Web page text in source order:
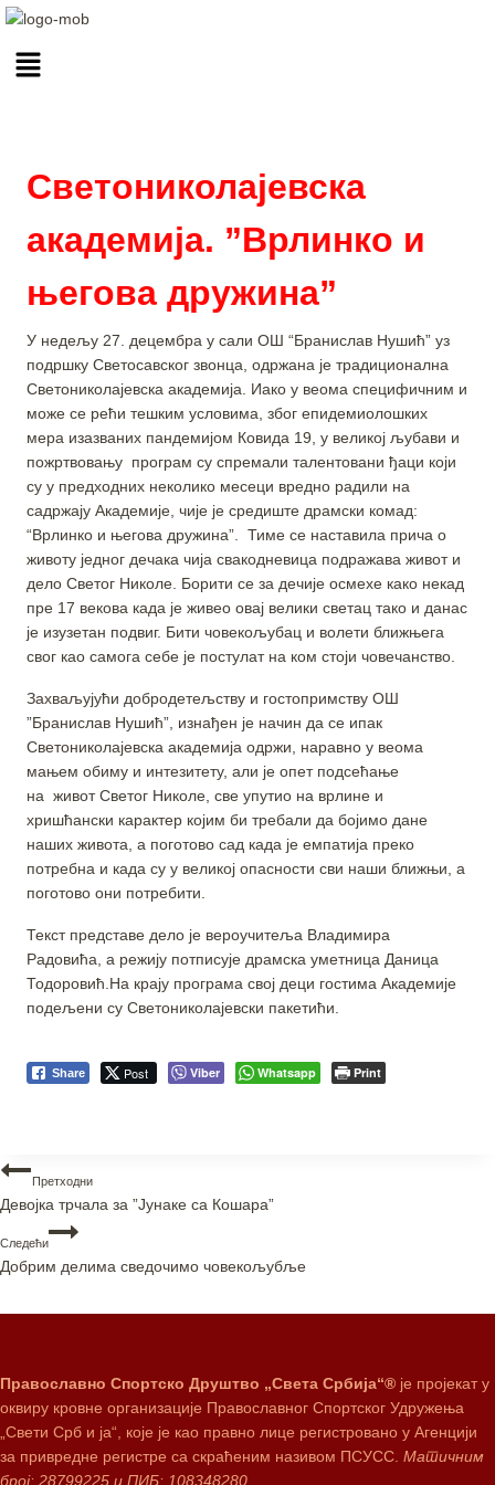
Светониколајевска
академија. ”Врлинко и
његова дружина”
У недељу 27. децембра у сали ОШ “Бранислав Нушић” уз
подршку Светосавског звонца, одржана је традиционална
Светониколајевска академијa. Иако у веома специфичним и
може се рећи тешким условима, због епидемиолошких
мера изазваних пандемијом Ковида 19, у великој љубави и
пожртвовању програм су спремали талентовани ђаци који
су у предходних неколико месеци вредно радили на
садржају Академије, чије је средиште драмски комад:
“Врлинко и његова дружина”. Тиме се наставила прича о
животу једног дечака чија свакодневица подражава живот и
дело Светог Николе. Борити се за дечије осмехе како некад
пре 17 векова када је живео овај велики светац тако и данас
је изузетан подвиг. Бити човекољубац и волети ближњега
свог као самога себе је постулат на ком стоји човечанство.
Захваљујући добродетељству и гостопримству ОШ
”Бранислав Нушић”, изнађен је начин да се ипак
Светониколајевска академија одржи, наравно у веома
мањем обиму и интезитету, али је опет подсећање
на живот Светог Николе, све упутио на врлине и
хришћански карактер којим би требали да бојимо дане
наших живота, а поготово сад када је емпатија преко
потребна и када су у великој опасности сви наши ближњи, а
поготово они потребити.
Текст представе дело је вероучитеља Владимира
Радовића, а режију потписује драмска уметница Даница
Тодоровић.На крају програма свој деци гостима Академије
подељени су Светониколајевски пакетићи.
Share Post Viber Whatsapp Print
Претходни
Девојка трчала за ”Јунаке са Кошара”
Следећи
Добрим делима сведочимо човекољубљe
Православно Спортско Друштво „Света Србија“® је пројекат у
оквиру кровне организације Православног Спортског Удружења
„Свети Срб и ја“, које је као правно лице регистровано у Агенцији
за привредне регистре са скраћеним називом ПСУСС. Матичним
број: 28799225 и ПИБ: 108348280.